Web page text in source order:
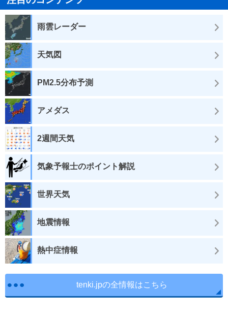
雨雲レーダー
天気図
PM2.5分布予測
アメダス
2週間天気
気象予報士のポイント解説
世界天気
地震情報
熱中症情報
tenki.jpの全情報はこちら